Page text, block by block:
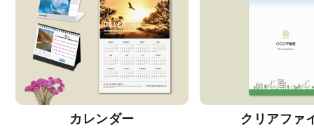
カレンダー クリアファ